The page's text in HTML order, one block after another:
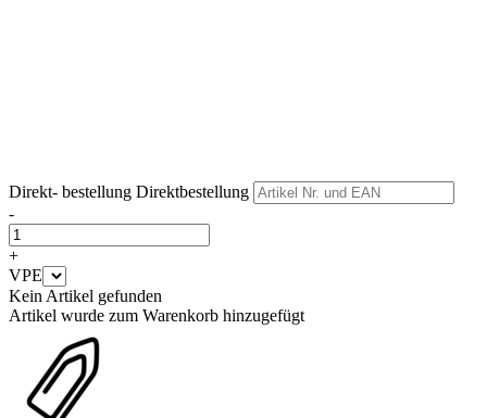
Direkt- bestellung Direktbestellung
-
+
VPE
Kein Artikel gefunden
Artikel wurde zum Warenkorb hinzugefügt